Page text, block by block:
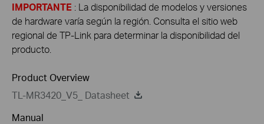
IMPORTANTE : La disponibilidad de modelos y versiones
de hardware varía según la región. Consulta el sitio web
regional de TP-Link para determinar la disponibilidad del
producto.
Product Overview
TL-MR3420_V5_ Datasheet
Manual